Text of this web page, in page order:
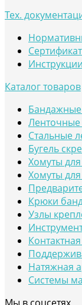
Тех.
Каталог товаров
Ленточные
Стальные
Бугель
Хомуты
Хомуты
Крюки
Узлы
Натяжная
Системы